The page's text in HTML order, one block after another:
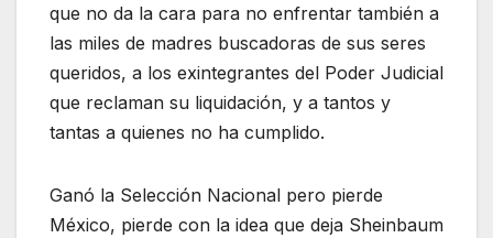
que no da la cara para no enfrentar también a
las miles de madres buscadoras de sus seres
queridos, a los exintegrantes del Poder Judicial
que reclaman su liquidación, y a tantos y
tantas a quienes no ha cumplido.
Ganó la Selección Nacional pero pierde
México, pierde con la idea que deja Sheinbaum